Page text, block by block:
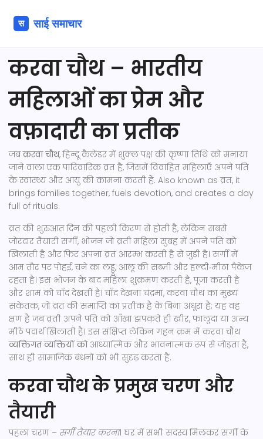
करवा चौथ – भारतीय
महिलाओं का प्रेम और
वफ़ादारी का प्रतीक
जबकरवा चौथ,हिन्दू कैलेंडर में शुक्ल पक्ष की कृष्णा तिथि को मनाया
जाने वाला एक पारिवारिक व्रत है, जिसमें विवाहित महिलाएँ अपने पति
के स्वास्थ्य और आयु की कामना करती हैं. Also known asव्रत, it
brings families together, fuels devotion, and creates a day
full of rituals.
व्रत की शुरुआत दिन की पहली किरण से होती है, लेकिन सबसे
ज़ोरदार तैयारी सर्गी, भोजन जो व्रती महिला सुबह में अपने पति को
खिलाती है और फिर अपना व्रत आरम्भ करती है से जुड़ी है। सर्गी में
आम तौर पर पोहई, चने का लड्डू, आलू की सब्ज़ी और हल्दी‑मीठा पैकेज
रहता है। इस भोजन के बाद महिला शुक्रमण करती है, पूजा करती है
और शाम को चाँद देखती है। चाँद देखनाचंद्रमा,करवा चौथ का मुख्य
संकेतक, जो व्रत की समाप्ति का प्रतीक हैके बिना अधूरा है; यह वह
क्षण है जब व्रती अपने पति को आँखा झपकते ही खीर, फालूदा या अन्य
मीठे पदार्थ खिलाती है। इस संक्षिप्त लेकिन गहन क्रम में करवा चौथ
व्‍यक्तिगत व्‍यक्तियों कोआध्यात्मिक और भावनात्मक रूप से जोड़ता है,
साथ ही सामाजिक बंधनों को भी सुदृढ़ करता है.
करवा चौथ के प्रमुख चरण और
तैयारी
पहला चरण – सर्गी तैयार करना। घर में सभी सदस्य मिलकर सर्गी के